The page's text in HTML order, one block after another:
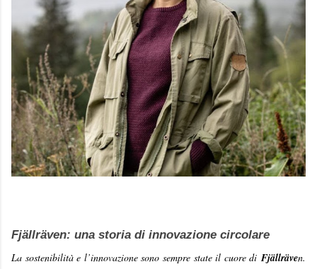
Fjällräven: una storia di innovazione circolare
La sostenibilità e l’innovazione sono sempre state il cuore di Fjällräven.